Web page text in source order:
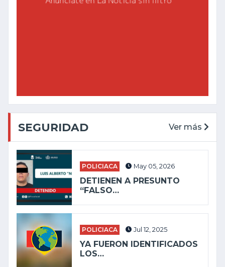
SEGURIDAD Ver más
POLICIACA May 05, 2026
DETIENEN A PRESUNTO
“FALSO…
POLICIACA Jul 12, 2025
YA FUERON IDENTIFICADOS
LOS…